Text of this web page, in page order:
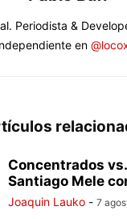
Periodista &
en
Concentrados
Santiago Mele
Joaquin Lauko - 7